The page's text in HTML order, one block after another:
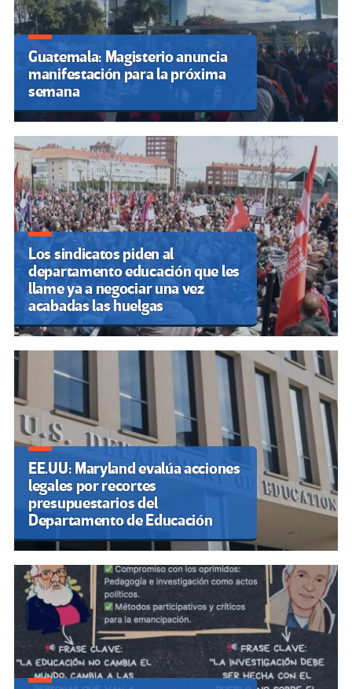
Guatemala: Magisterio anuncia
manifestación para la próxima
semana
Los sindicatos piden al
departamento educación que les
llame ya a negociar una vez
acabadas las huelgas
EE.UU: Maryland evalúa acciones
legales por recortes
presupuestarios del
Departamento de Educación